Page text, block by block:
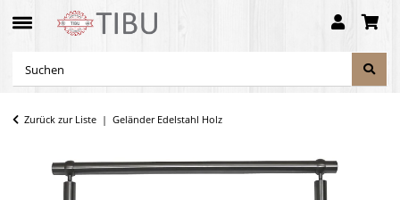
Zurück zur Liste Geländer Edelstahl Holz